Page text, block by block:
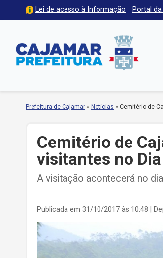
Lei de acesso à Informação Portal
Prefeitura de Cajamar » Notícias » Cemitério de
Cemitério de
visitantes no
A visitação acontecerá no
Publicada em 31/10/2017 às 10:48 |